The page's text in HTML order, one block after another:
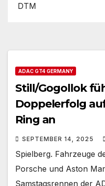
DTM
ADAC GT4 GERMANY
Still/Gogollok
Doppelerfolg
Ring an
SEPTEMBER 14, 2025
Spielberg. Fahrzeuge
Porsche und Aston
Samstagsrennen der